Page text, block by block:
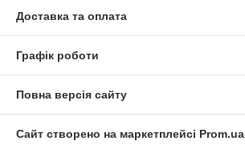
Доставка та оплата
Графік роботи
Повна версія сайту
Сайт створено на маркетплейсі Prom.ua